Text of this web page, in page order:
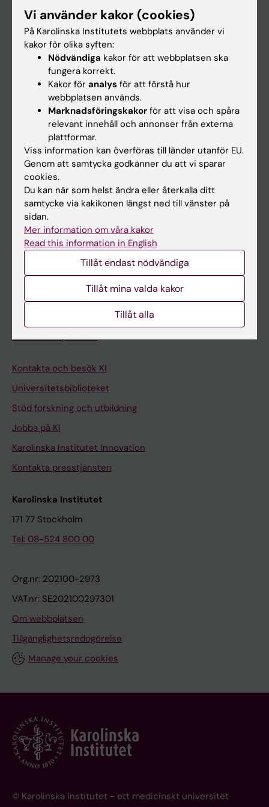
Forskarutbildning
Forskning
Om KI
På gång
Nyheter
Kalender
Student
Ladok
Canvas
Schema
Studentmejlen
Kurs- och programwebbar
Student på KI
Medarbetarportalen
Kontakta och besök KI
Universitetsbiblioteket
Stöd forskning och utbildning
Jobba på KI
Karolinska Institutet Innovation
Kontakta presstjänsten
Karolinska Institutet
171 77 Stockholm
Tel: 08-524 800 00
Org.nr: 202100-2973
VAT.nr: SE202100297301
Om webbplatsen
Tillgänglighetsredogörelse
Manage your cookies
© Karolinska Institutet - ett medicinskt universitet
Vi använder kakor (cookies)
På Karolinska Institutets webbplats använder vi
kakor för olika syften:
Nödvändiga kakor för att webbplatsen ska
fungera korrekt.
Kakor för analys för att förstå hur
webbplatsen används.
Marknadsföringskakor för att visa och spåra
relevant innehåll och annonser från externa
plattformar.
Viss information kan överföras till länder utanför EU.
Genom att samtycka godkänner du att vi sparar
cookies.
Du kan när som helst ändra eller återkalla ditt
samtycke via kakikonen längst ned till vänster på
sidan.
Mer information om våra kakor
Read this information in English
Tillåt endast nödvändiga
Tillåt mina valda kakor
Tillåt alla